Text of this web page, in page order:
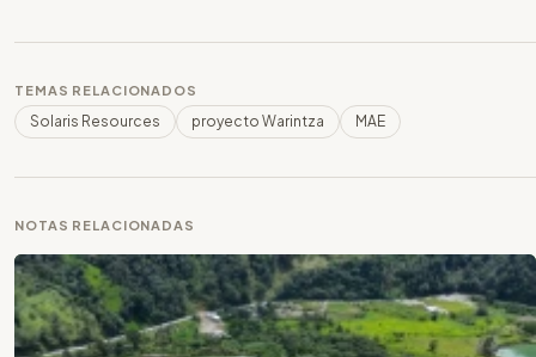
TEMAS RELACIONADOS
Solaris Resources proyecto Warintza MAE
NOTAS RELACIONADAS